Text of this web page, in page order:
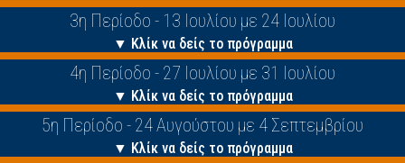
3η Περίοδο - 13 Ιουλίου με 24 Ιουλίου
▼ Κλίκ να δείς το πρόγραμμα
4η Περίοδο - 27 Ιουλίου με 31 Ιουλίου
▼ Κλίκ να δείς το πρόγραμμα
5η Περίοδο - 24 Αυγούστου με 4 Σεπτεμβρίου
▼ Κλίκ να δείς το πρόγραμμα